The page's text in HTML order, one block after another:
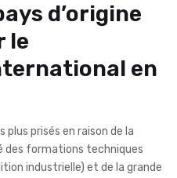
d’origine
le
en
plus prisés en raison de la
des formations techniques
industrielle) et de la grande